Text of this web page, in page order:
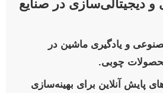
دیجیتالی‌سازی در صنایع
و یادگیری ماشین در
چوبی.
پایش آنلاین برای بهینه‌سازی